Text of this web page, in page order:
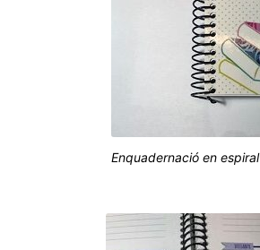
Enquadernació en espiral